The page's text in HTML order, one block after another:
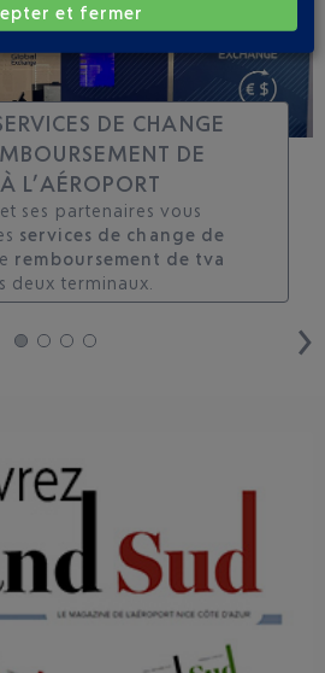
DE CHANGE
DE
L’AÉROPORT
ses partenaires vous
services de change de
remboursement de tva
deux terminaux.
et fermer